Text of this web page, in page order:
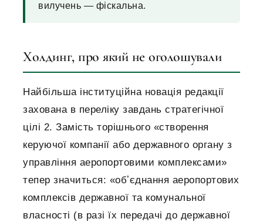
вилучень — фіскальна.
Холдинг, про який не оголошували
Найбільша інституційна новація редакції
захована в переліку завдань стратегічної
цілі 2. Замість торішнього «створення
керуючої компанії або державного органу з
управління аеропортовими комплексами»
тепер значиться: «обʼєднання аеропортових
комплексів державної та комунальної
власності (в разі їх передачі до державної